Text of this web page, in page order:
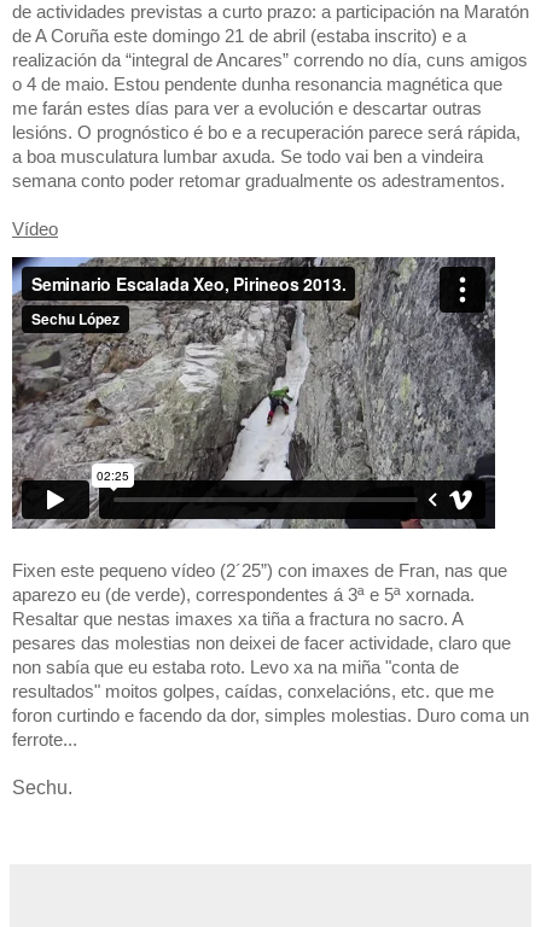
de actividades previstas a curto prazo: a participación na Maratón
de A Coruña este domingo 21 de abril (estaba inscrito) e a
realización da “integral de Ancares” correndo no día, cuns amigos
o 4 de maio. Estou pendente dunha resonancia magnética que
me farán estes días para ver a evolución e descartar outras
lesións. O prognóstico é bo e a recuperación parece será rápida,
a boa musculatura lumbar axuda. Se todo vai ben a vindeira
semana conto poder retomar gradualmente os adestramentos.
Vídeo
Fixen este pequeno vídeo (2´25”) con imaxes de Fran, nas que
aparezo eu (de verde), correspondentes á 3ª e 5ª xornada.
Resaltar que nestas imaxes xa tiña a fractura no sacro. A
pesares das molestias non deixei de facer actividade, claro que
non sabía que eu estaba roto. Levo xa na miña "conta de
resultados" moitos golpes, caídas, conxelacións, etc. que me
foron curtindo e facendo da dor, simples molestias. Duro coma un
ferrote...
Sechu.